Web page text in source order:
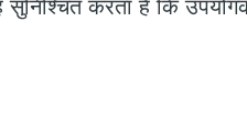
सुनिश्चित करता है कि